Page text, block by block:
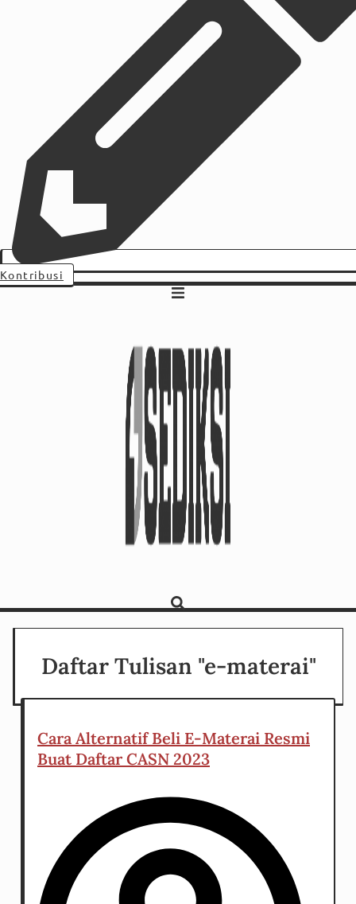
Kontribusi
Daftar Tulisan "e-materai"
Cara Alternatif Beli E-Materai Resmi
Buat Daftar CASN 2023